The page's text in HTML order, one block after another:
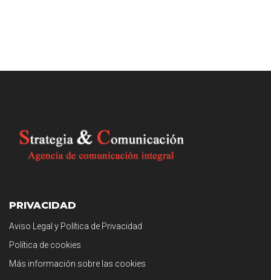
PRIVACIDAD
Aviso Legal y Política de Privacidad
Política de cookies
Más información sobre las cookies